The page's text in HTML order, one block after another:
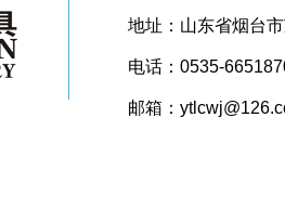
地址：山东省烟台
电话：0535-
邮箱：